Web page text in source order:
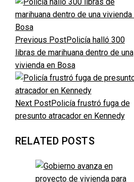
Previous PostPolicía halló 300
libras de marihuana dentro de una
vivienda en Bosa
Next PostPolicía frustró fuga de
presunto atracador en Kennedy
RELATED POSTS